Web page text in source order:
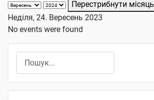
Перестрибнути місяць
Неділя, 24. Вересень 2023
No events were found